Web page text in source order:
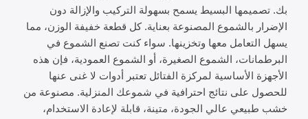
بك. تصميمها البسيط يسمح بسهولة التركيب والإزالة دون
الإضرار بالشموع المصنوعة بعناية. كل قطعة خفيفة الوزن، مما
يسهل التعامل معها وتخزينها. سواء كنت تصنع الشموع في
البرطمانات، الشموع الصغيرة، أو الشموع العمودية، فإن هذه
الأجهزة الأساسية لمركزة الفتائل تعتبر أدوات لا غنى عنها
للحصول على نتائج احترافية في شموعك المنزلية. مصنوعة من
خشب طبيعي عالي الجودة، متينة، قابلة لإعادة الاستخدام،